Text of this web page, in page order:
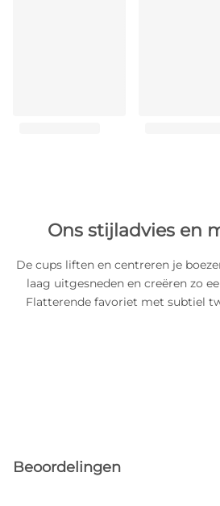
Ons stijladvies en
De cups liften en centreren je
laag uitgesneden en creëren zo
Flatterende favoriet met subtiel
Beoordelingen